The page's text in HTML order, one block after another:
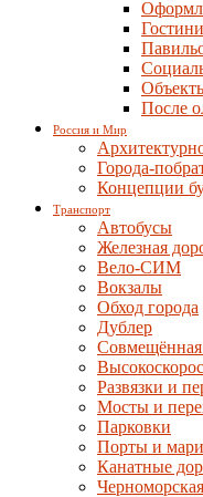
После
Россия и Мир
Города-
Концепции
Транспорт
Автобусы
Железная
Вело-СИМ
Вокзалы
Обход города
Дублер
Совмещённая
Развязки и
Мосты и
Парковки
Порты и
Канатные